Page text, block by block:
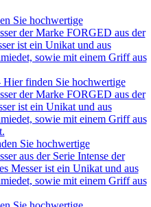
Sie hochwertige
der Marke FORGED aus der
ist ein Unikat und aus
sowie mit einem Griff aus
Hier finden Sie hochwertige
der Marke FORGED aus der
ist ein Unikat und aus
sowie mit einem Griff aus
Sie hochwertige
aus der Serie Intense der
Messer ist ein Unikat und aus
sowie mit einem Griff aus